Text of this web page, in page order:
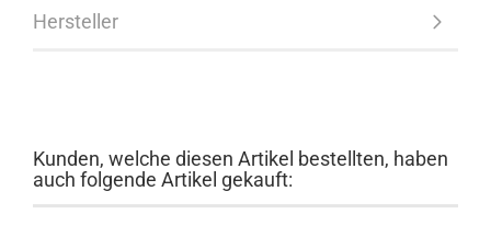
Hersteller
Kunden, welche diesen Artikel bestellten, haben
auch folgende Artikel gekauft: